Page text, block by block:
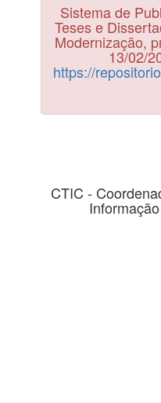
Sistema de
Teses e
Modernização,
13/02/
https://
CTIC -